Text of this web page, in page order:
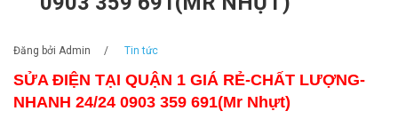
Đăng bởi Admin / Tin tức
SỬA ĐIỆN TẠI QUẬN 1 GIÁ RẺ-CHẤT LƯỢNG-
NHANH 24/24 0903 359 691(Mr Nhựt)